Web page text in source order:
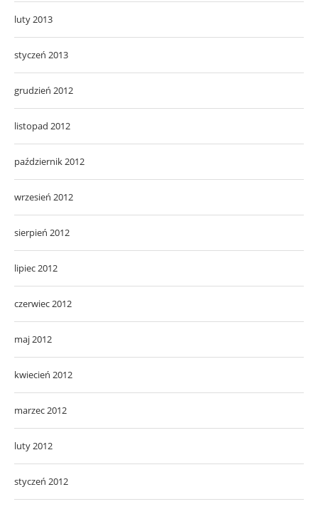
luty 2013
styczeń 2013
grudzień 2012
listopad 2012
październik 2012
wrzesień 2012
sierpień 2012
lipiec 2012
czerwiec 2012
maj 2012
kwiecień 2012
marzec 2012
luty 2012
styczeń 2012